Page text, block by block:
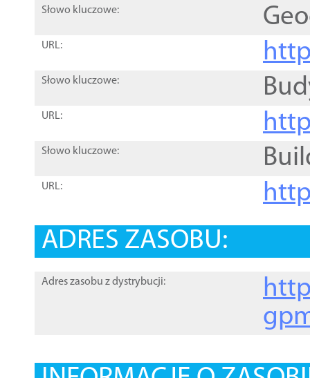
Słowo kluczowe:
URL:
Słowo kluczowe:
URL:
Słowo kluczowe:
URL:
ADRES ZASOBU:
Adres zasobu z dystrybucji: